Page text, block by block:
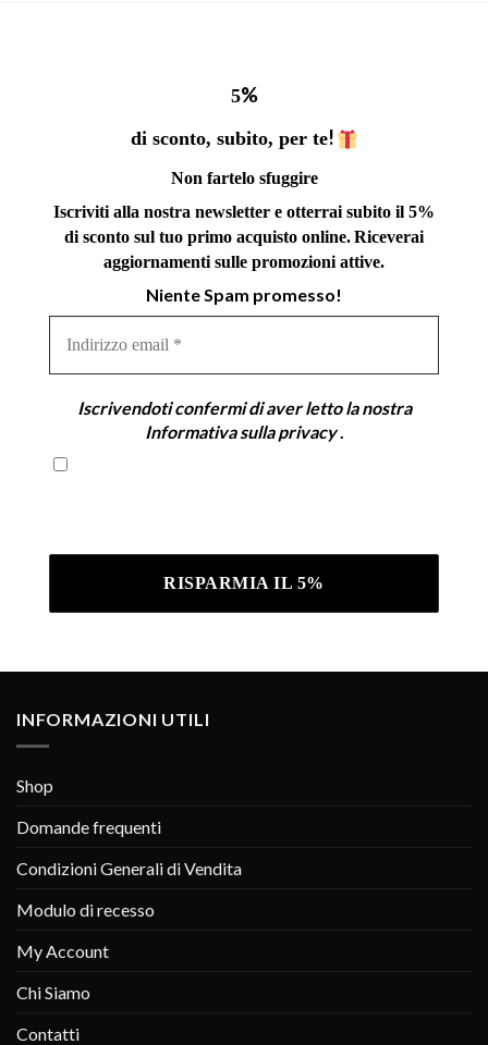
5%
di sconto, subito, per te!
Non fartelo sfuggire
Iscriviti alla nostra newsletter e otterrai subito il 5%
di sconto sul tuo primo acquisto online.Riceverai
aggiornamenti sulle promozioni attive.
Niente Spam promesso!
email
Iscrivendoti confermi di aver letto la nostra
Informativa sulla privacy.
INFORMAZIONI UTILI
Shop
Domande frequenti
Condizioni Generali di Vendita
Modulo di recesso
My Account
Chi Siamo
Contatti